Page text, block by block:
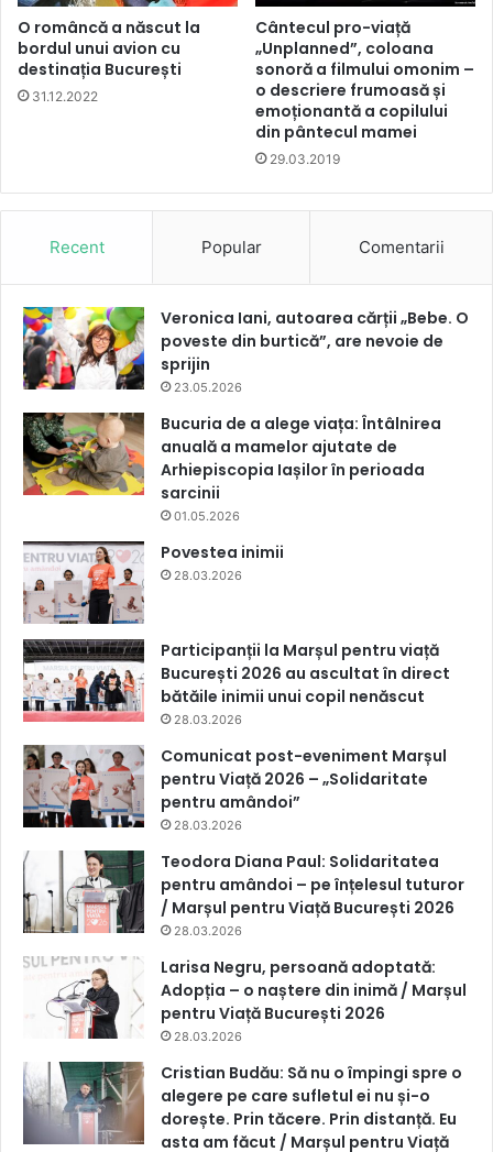
O româncă a născut la
bordul unui avion cu
destinația București
31.12.2022
Cântecul pro-viață
„Unplanned”, coloana
sonoră a filmului omonim –
o descriere frumoasă și
emoționantă a copilului
din pântecul mamei
29.03.2019
Recent Popular Comentarii
Veronica Iani, autoarea cărții „Bebe. O
poveste din burtică”, are nevoie de
sprijin
23.05.2026
Bucuria de a alege viața: Întâlnirea
anuală a mamelor ajutate de
Arhiepiscopia Iașilor în perioada
sarcinii
01.05.2026
Povestea inimii
28.03.2026
Participanții la Marșul pentru viață
București 2026 au ascultat în direct
bătăile inimii unui copil nenăscut
28.03.2026
Comunicat post-eveniment Marșul
pentru Viață 2026 – „Solidaritate
pentru amândoi”
28.03.2026
Teodora Diana Paul: Solidaritatea
pentru amândoi – pe înțelesul tuturor
/ Marșul pentru Viață București 2026
28.03.2026
Larisa Negru, persoană adoptată:
Adopția – o naștere din inimă / Marșul
pentru Viață București 2026
28.03.2026
Cristian Budău: Să nu o împingi spre o
alegere pe care sufletul ei nu și-o
dorește. Prin tăcere. Prin distanță. Eu
asta am făcut / Marșul pentru Viață